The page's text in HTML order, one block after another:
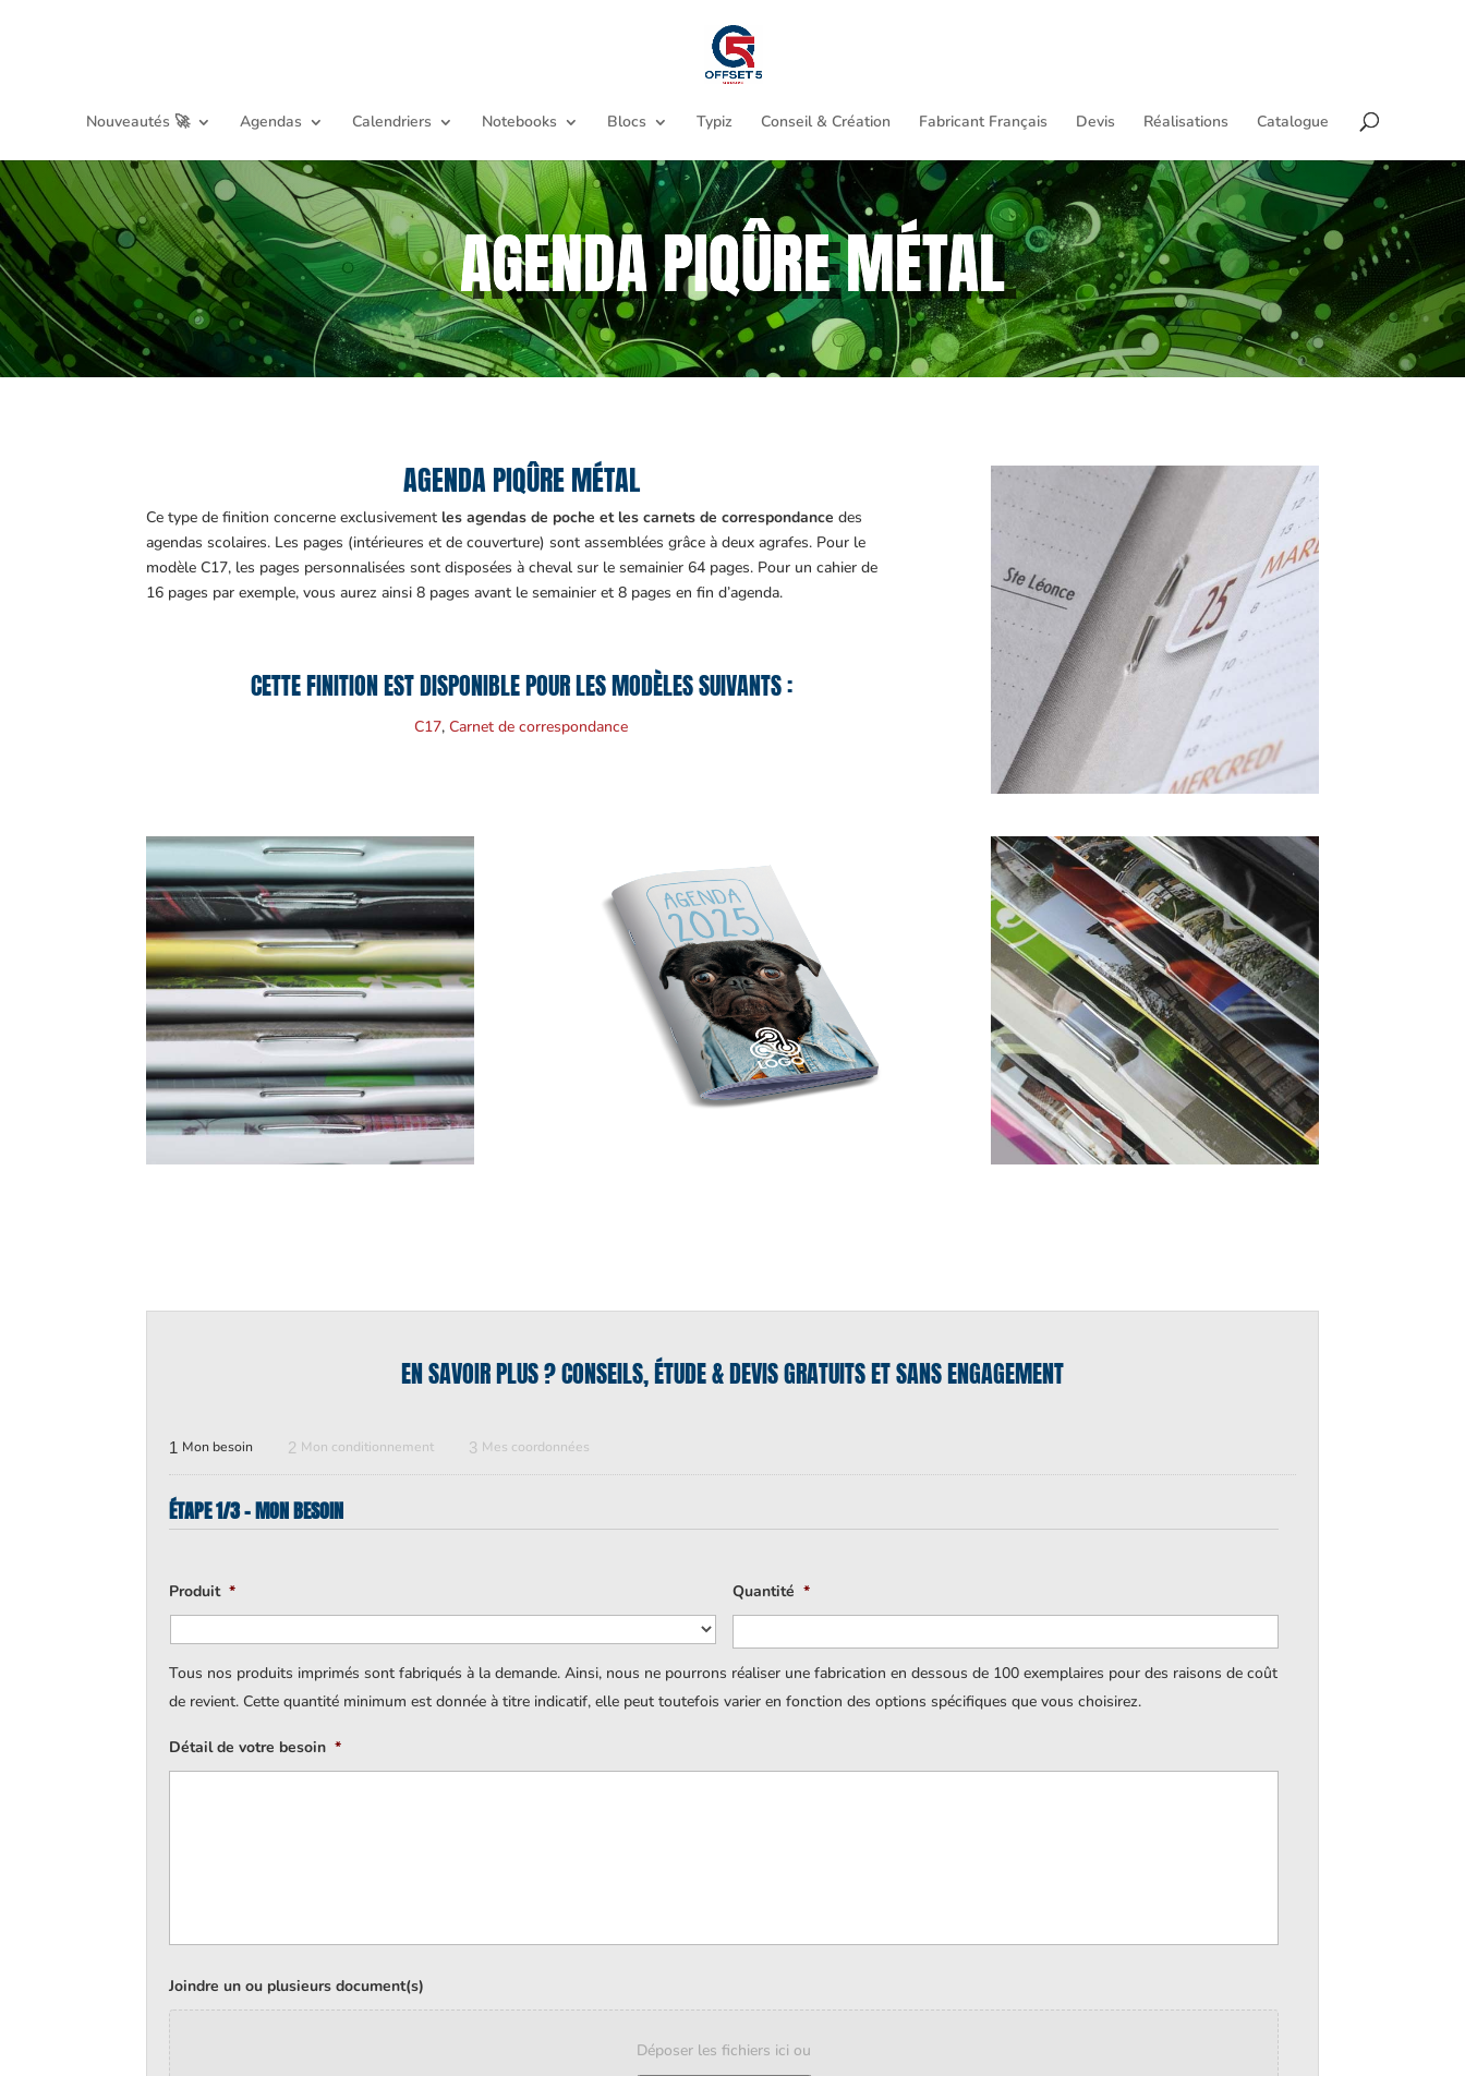
Nouveautés 🚀 Agendas Calendriers Notebooks Blocs Typiz Conseil & Création Fabricant Français Devis Réalisations Catalogue
AGENDA PIQÛRE MÉTAL
AGENDA PIQÛRE MÉTAL
Ce type de finition concerne exclusivement les agendas de poche et les carnets de correspondance des
agendas scolaires. Les pages (intérieures et de couverture) sont assemblées grâce à deux agrafes. Pour le
modèle C17, les pages personnalisées sont disposées à cheval sur le semainier 64 pages. Pour un cahier de
16 pages par exemple, vous aurez ainsi 8 pages avant le semainier et 8 pages en fin d’agenda.
CETTE FINITION EST DISPONIBLE POUR LES MODÈLES SUIVANTS :
C17,Carnet de correspondance
EN SAVOIR PLUS ? CONSEILS, ÉTUDE & DEVIS GRATUITS ET SANS ENGAGEMENT
1 Mon besoin 2 Mon conditionnement 3 Mes coordonnées
ÉTAPE 1/3 - MON BESOIN
Produit * Quantité *
Tous nos produits imprimés sont fabriqués à la demande. Ainsi, nous ne pourrons réaliser une fabrication en dessous de 100 exemplaires pour des raisons de coût
de revient. Cette quantité minimum est donnée à titre indicatif, elle peut toutefois varier en fonction des options spécifiques que vous choisirez.
Détail de votre besoin *
Joindre un ou plusieurs document(s)
Déposer les fichiers ici ou